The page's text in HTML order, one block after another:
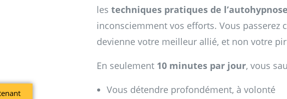
les techniques pratiques de
inconsciemment vos efforts. Vous
devienne votre meilleur allié, et non votre
En seulement 10 minutes par jour, vous
Vous détendre profondément, à volonté